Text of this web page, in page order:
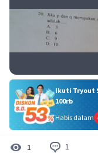
Ikuti Tryout
100rb
Habis dalam
1 1